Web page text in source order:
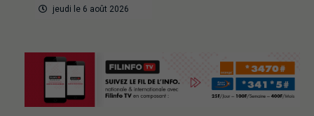
jeudi le 6 août 2026